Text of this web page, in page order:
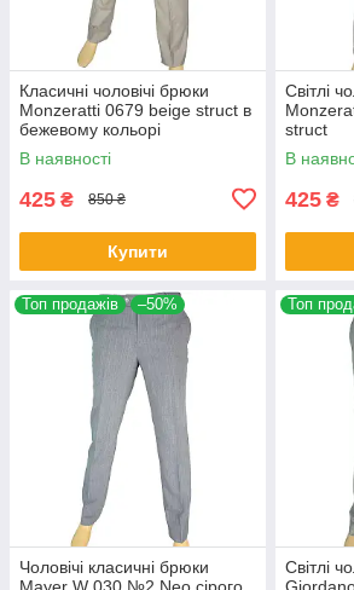
Класичні чоловічі брюки
Monzeratti 0679 beige struct в
бежевому кольорі
В наявності
425 ₴ 850 ₴
Купити
Світлі
struct
В
425 ₴
Топ продажів –50%
Чоловічі класичні брюки
Mayer W 030 №2 Neo сірого
Топ
Світлі